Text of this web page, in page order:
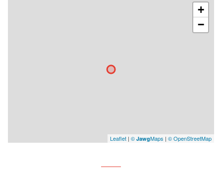
+
−
Leaflet | © JawgMaps | © OpenStreetMap